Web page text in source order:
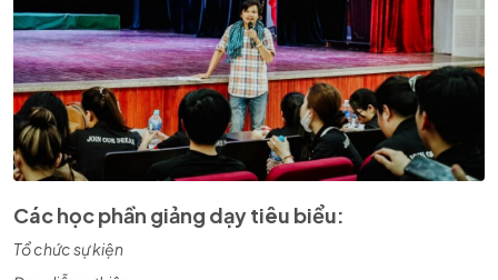
Các học phần giảng dạy tiêu biểu:
Tổ chức sự kiện